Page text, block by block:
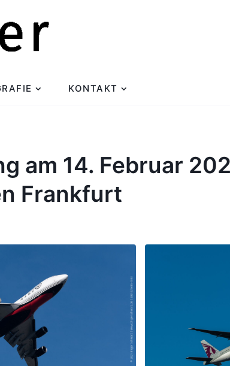
KONTAKT
am 14. Februar
Frankfurt